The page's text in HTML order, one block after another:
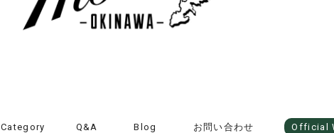
Category Q&A Blog お問い合わせ Official